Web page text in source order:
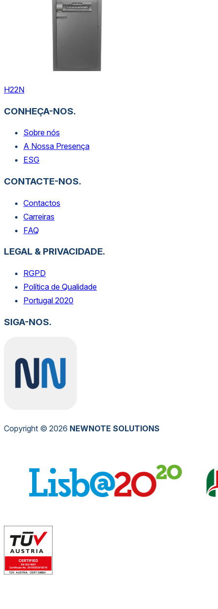
H22N
CONHEÇA-NOS.
Sobre nós
A Nossa Presença
ESG
CONTACTE-NOS.
Contactos
Carreiras
FAQ
LEGAL & PRIVACIDADE.
RGPD
Política de Qualidade
Portugal 2020
SIGA-NOS.
Copyright © 2026 NEWNOTE SOLUTIONS